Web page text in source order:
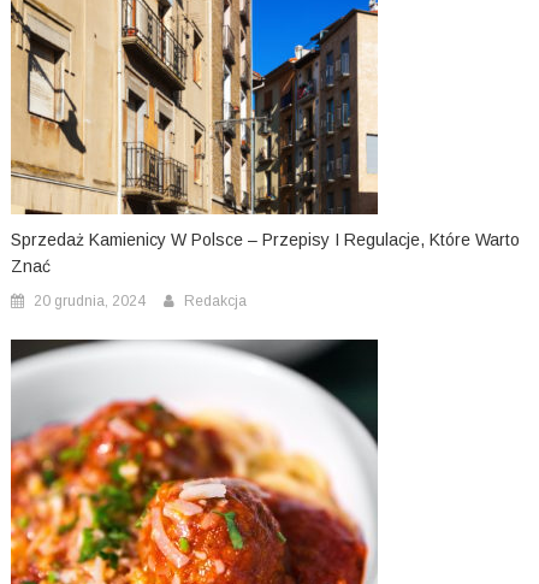
Sprzedaż Kamienicy W Polsce – Przepisy I Regulacje, Które Warto
Znać
20 grudnia, 2024 Redakcja